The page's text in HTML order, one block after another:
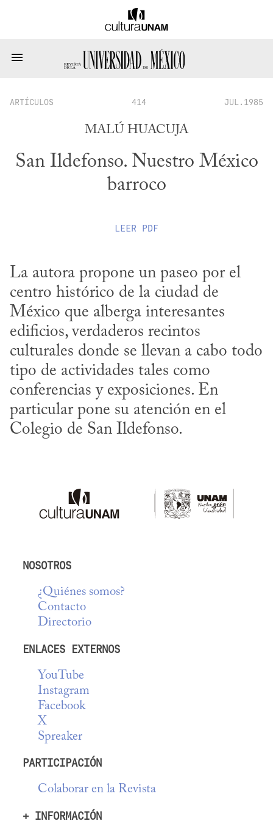
ARTÍCULOS 414 JUL.1985
MALÚ HUACUJA
San Ildefonso. Nuestro México
barroco
LEER PDF
La autora propone un paseo por el
centro histórico de la ciudad de
México que alberga interesantes
edificios, verdaderos recintos
culturales donde se llevan a cabo todo
tipo de actividades tales como
conferencias y exposiciones. En
particular pone su atención en el
Colegio de San Ildefonso.
NOSOTROS
¿Quiénes somos?
Contacto
Directorio
ENLACES EXTERNOS
YouTube
Instagram
Facebook
X
Spreaker
PARTICIPACIÓN
Colaborar en la Revista
+ INFORMACIÓN